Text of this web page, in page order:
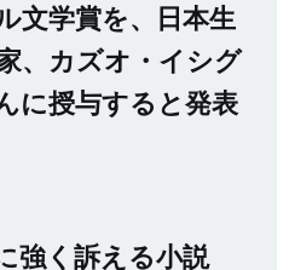
文学賞を、日本生
、カズオ・イシグ
に授与すると発表
強く訴える小説